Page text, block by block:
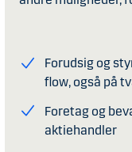
Forudsig og
flow, også på
Foretag og
aktiehandler